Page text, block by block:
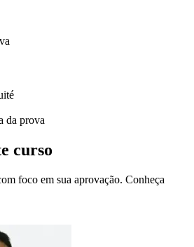
da prova
curso
foco em sua aprovação. Conheça